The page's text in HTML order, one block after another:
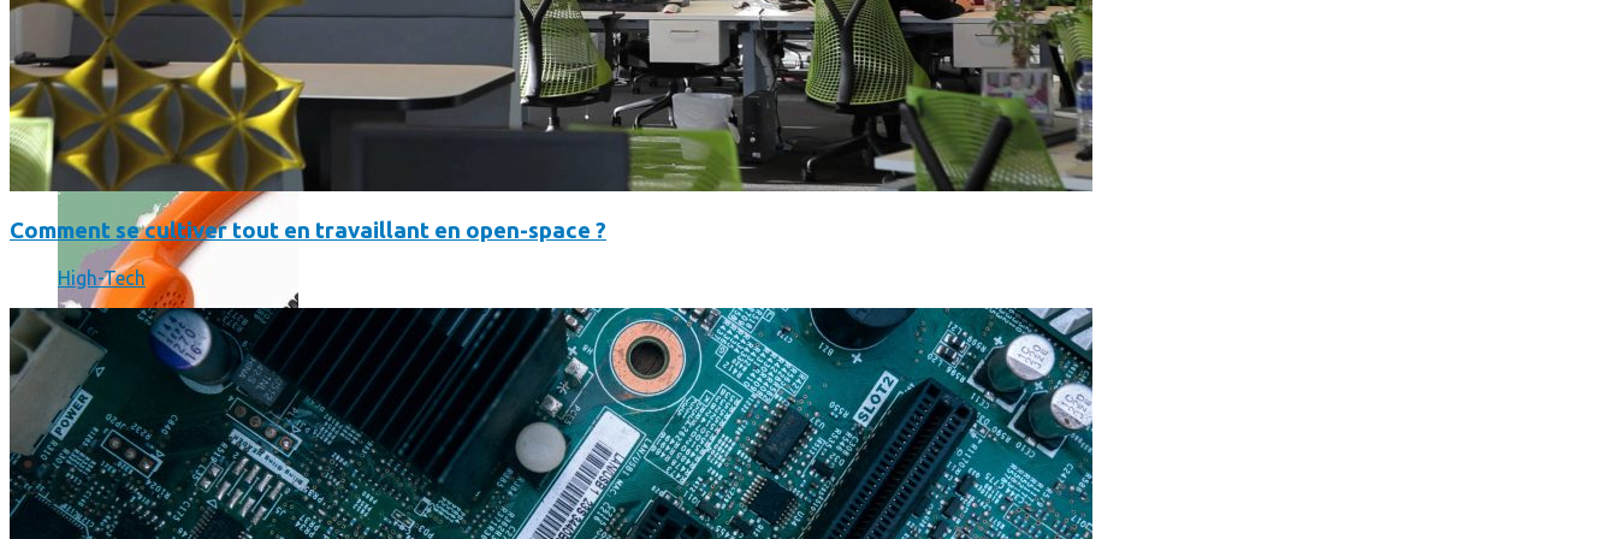
Où en sont les forfaits mobiles pour les pros ?
SmartPhone
Comment se cultiver tout en travaillant en open-space ?
High-Tech